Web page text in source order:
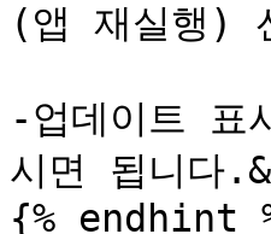
(앱 재실행)
-업데이트 표
시면 됩니다
{% endhint